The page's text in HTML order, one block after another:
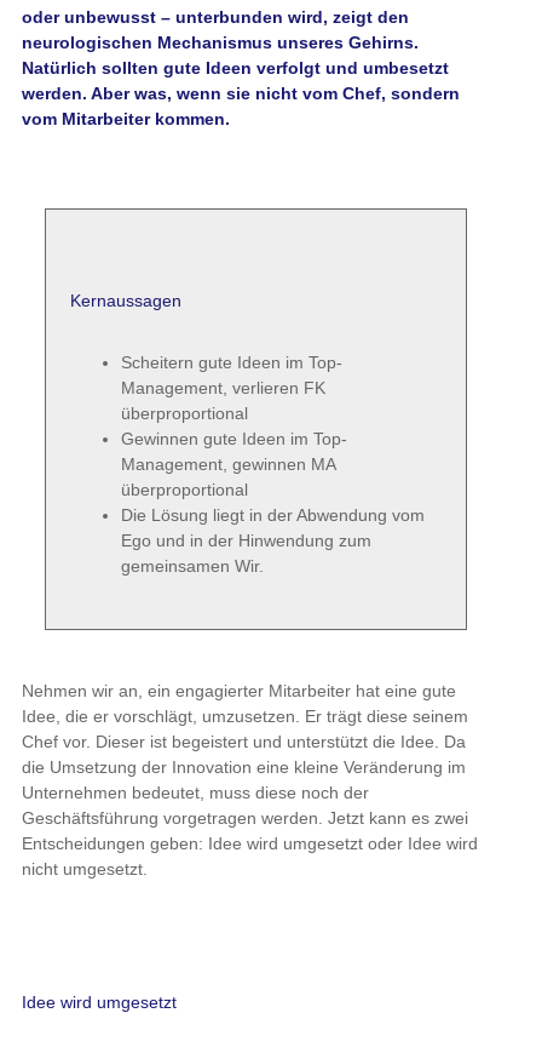
oder unbewusst – unterbunden wird, zeigt den
neurologischen Mechanismus unseres Gehirns.
Natürlich sollten gute Ideen verfolgt und umbesetzt
werden. Aber was, wenn sie nicht vom Chef, sondern
vom Mitarbeiter kommen.
Kernaussagen
Scheitern gute Ideen im Top-
Management, verlieren FK
überproportional
Gewinnen gute Ideen im Top-
Management, gewinnen MA
überproportional
Die Lösung liegt in der Abwendung vom
Ego und in der Hinwendung zum
gemeinsamen Wir.
Nehmen wir an, ein engagierter Mitarbeiter hat eine gute
Idee, die er vorschlägt, umzusetzen. Er trägt diese seinem
Chef vor. Dieser ist begeistert und unterstützt die Idee. Da
die Umsetzung der Innovation eine kleine Veränderung im
Unternehmen bedeutet, muss diese noch der
Geschäftsführung vorgetragen werden. Jetzt kann es zwei
Entscheidungen geben: Idee wird umgesetzt oder Idee wird
nicht umgesetzt.
Idee wird umgesetzt